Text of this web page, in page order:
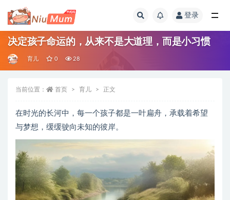
登录
决定孩子命运的，从来不是大道理，而是小习惯
育儿 0 28
当前位置： 首页 育儿 正文
在时光的长河中，每一个孩子都是一叶扁舟，承载着希望
与梦想，缓缓驶向未知的彼岸。